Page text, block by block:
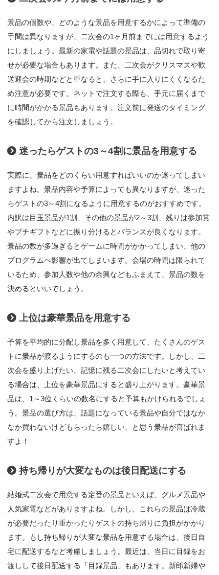
景品の個数や、どのような景品を用意するかによって準備の
手間は異なりますが、二次会の1ヶ月前までには用意するよう
にしましょう。最新の家電や話題の景品は、品切れで取り寄
せが必要な場合もあります。また、二次会がクリスマスや歓
送迎会の時期などと重なると、さらに手に入りにくくなるた
め注意が必要です。ネットで注文する際も、手元に届くまで
に時間がかかる景品もあります。注文前に発送のタイミング
を確認してから注文しましょう。
迷ったらゲストの3～4割に景品を用意する
実際に、景品をどのくらい用意すればいいのか迷ってしまい
ますよね。景品内容や予算によっても異なりますが、迷った
らゲストの3～4割になるように用意するのがおすすめです。
内訳は目玉景品が1割、その他の景品が2～3割、残りは参加賞
やプチギフトなどに振り分けるとバランスが良くなります。
景品の数が多過ぎるとゲームに時間がかかってしまい、他の
プログラムへ影響が出てしまいます。会場の時間は限られて
いるため、参加人数や他の余興などもふまえて、景品の数を
決めるといいでしょう。
上位は豪華景品を用意する
予算を平均的に分配し景品を多く用意して、たくさんのゲス
トに景品が渡るようにするのも一つの方法です。しかし、二
次会を盛り上げたい、記憶に残る二次会にしたいと考えてい
る場合は、上位を豪華景品にすると盛り上がります。豪華景
品は、1～3位くらいの数名にすると予算もかけられるでしょ
う。景品の選び方は、話題になっている景品や自分ではなか
なか買わないけどもらったら嬉しい、と思う景品が喜ばれま
すよ！
持ち帰りが大変なものは後日配送にする
結婚式二次会で用意する定番の景品といえば、グルメ景品や
人気家電などがありますよね。しかし、これらの景品は冷蔵
が必要だったり重かったりゲストの持ち帰りに負担がかかり
ます。もし持ち帰りが大変な景品を用意する場合は、後日自
宅に配送するなど考慮しましょう。最近は、当日に目録をお
渡しして後日配送する「目録景品」もあります。新郎新婦や